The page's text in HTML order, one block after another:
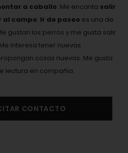
a caballo. Me encanta salir
al campo. Ir de paseo es una de
gustan los perros y me gusta salir
interesa tener nuevas
cosas nuevas. Me gusta
lectura en compañia.
CONTACTO